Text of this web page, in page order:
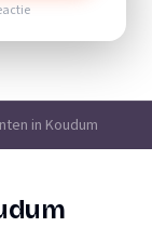
in Koudum